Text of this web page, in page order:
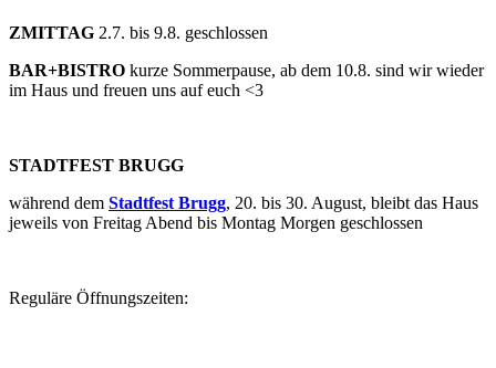
ZMITTAG 2.7. bis 9.8. geschlossen
BAR+BISTRO kurze Sommerpause, ab dem 10.8. sind wir wieder
im Haus und freuen uns auf euch <3
STADTFEST BRUGG
während dem Stadtfest Brugg, 20. bis 30. August, bleibt das Haus
jeweils von Freitag Abend bis Montag Morgen geschlossen
Reguläre Öffnungszeiten: